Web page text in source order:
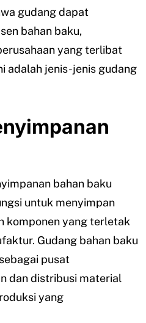
gudang dapat
bahan baku,
yang terlibat
adalah jenis-jenis gudang
bahan baku
untuk menyimpan
komponen yang terletak
Gudang bahan baku
pusat
dan distribusi material
yang